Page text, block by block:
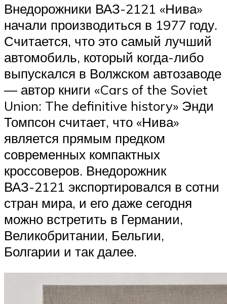
Внедорожники ВАЗ-2121 «Нива»
начали производиться в 1977 году.
Считается, что это самый лучший
автомобиль, который когда-либо
выпускался в Волжском автозаводе
— автор книги «Cars of the Soviet
Union: The definitive history» Энди
Томпсон считает, что «Нива»
является прямым предком
современных компактных
кроссоверов. Внедорожник
ВАЗ-2121 экспортировался в сотни
стран мира, и его даже сегодня
можно встретить в Германии,
Великобритании, Бельгии,
Болгарии и так далее.